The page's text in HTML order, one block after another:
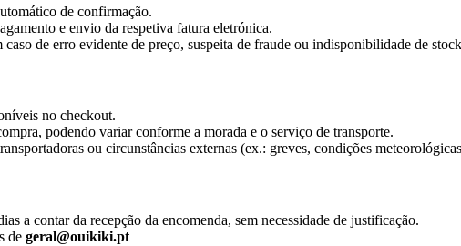
de confirmação.
e envio da respetiva fatura eletrónica.
de erro evidente de preço, suspeita de fraude ou indisponibilidade de
no checkout.
podendo variar conforme a morada e o serviço de transporte.
ou circunstâncias externas (ex.: greves, condições
a contar da recepção da encomenda, sem necessidade de justificação.
de geral@ouikiki.pt